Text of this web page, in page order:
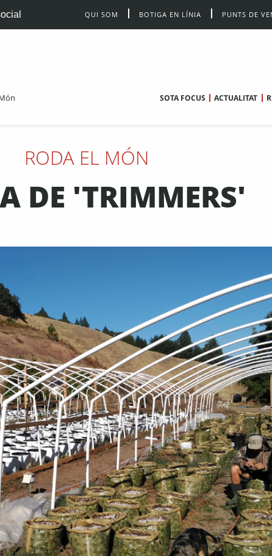
QUI SOM BOTIGA EN LÍNIA PUNTS DE
SOTA FOCUS ACTUALITAT
RODA EL MÓN
DE 'TRIMMERS'